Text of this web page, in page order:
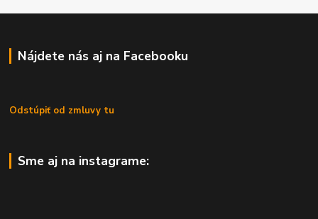
Nájdete nás aj na Facebooku
Odstúpiť od zmluvy tu
Sme aj na instagrame: